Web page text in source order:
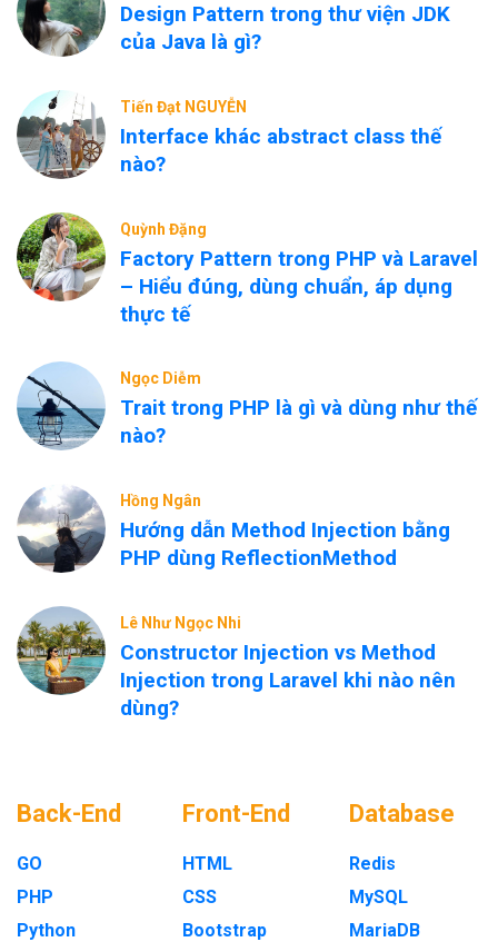
Design Pattern trong thư viện JDK
của Java là gì?
Tiến Đạt NGUYỄN
Interface khác abstract class thế
nào?
Quỳnh Đặng
Factory Pattern trong PHP và Laravel
– Hiểu đúng, dùng chuẩn, áp dụng
thực tế
Ngọc Diễm
Trait trong PHP là gì và dùng như thế
nào?
Hồng Ngân
Hướng dẫn Method Injection bằng
PHP dùng ReflectionMethod
Lê Như Ngọc Nhi
Constructor Injection vs Method
Injection trong Laravel khi nào nên
dùng?
Back-End
GO
PHP
Python
Front-End
HTML
CSS
Bootstrap
Database
Redis
MySQL
MariaDB